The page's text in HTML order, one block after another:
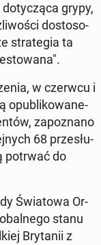
grypy,
do­sto­so­
stra­te­gia ta
w czerwcu i
opu­bli­ko­wa­ne­
za­po­zna­no
68 prze­słu­
potrwać do
Świa­to­wa Or­
stanu
Bry­ta­nii z